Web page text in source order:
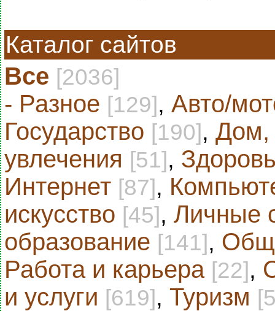
Каталог сайтов
Все [2036]
- Разное [129], Авто/
Государство [190], Дом,
увлечения [51],
Интернет [87],
искусство [45], Личные
образование [141],
Работа и карьера [22],
и услуги [619], Туризм